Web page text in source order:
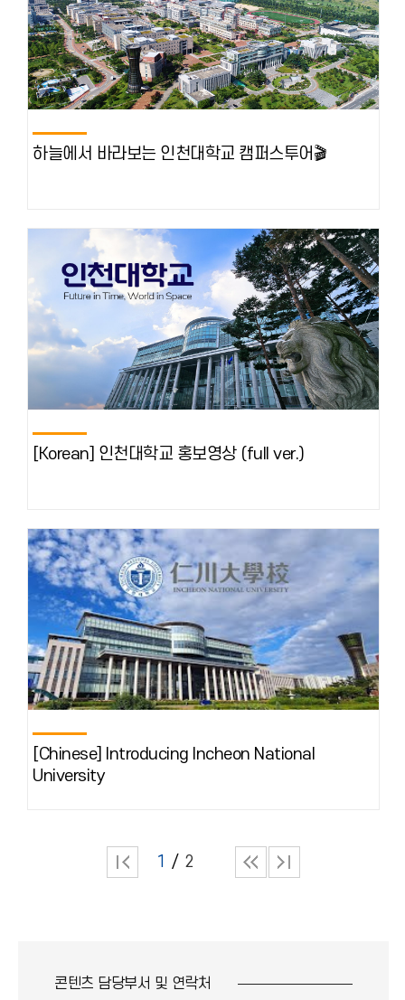
하늘에서 바라보는 인천대학교 캠퍼스투어🎬
[Korean] 인천대학교 홍보영상 (full ver.)
[Chinese] Introducing Incheon National
University
1 2
콘텐츠 담당부서 및 연락처